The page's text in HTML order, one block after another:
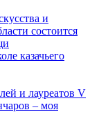
и
состоится
казачьего
и лауреатов V
– моя